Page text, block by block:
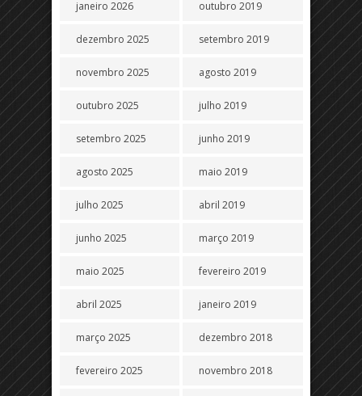
janeiro 2026
dezembro 2025
novembro 2025
outubro 2025
setembro 2025
agosto 2025
julho 2025
junho 2025
maio 2025
abril 2025
março 2025
fevereiro 2025
outubro 2019
setembro 2019
agosto 2019
julho 2019
junho 2019
maio 2019
abril 2019
março 2019
fevereiro 2019
janeiro 2019
dezembro 2018
novembro 2018